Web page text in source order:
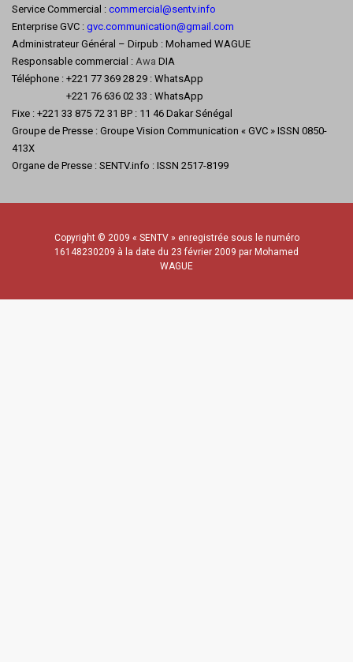
Service Commercial : commercial@sentv.info
Enterprise GVC : gvc.communication@gmail.com
Administrateur Général – Dirpub : Mohamed WAGUE
Responsable commercial : Awa DIA
Téléphone : +221 77 369 28 29 : WhatsApp
+221 76 636 02 33 : WhatsApp
Fixe : +221 33 875 72 31 BP : 11 46 Dakar Sénégal
Groupe de Presse : Groupe Vision Communication « GVC » ISSN 0850-
413X
Organe de Presse : SENTV.info : ISSN 2517-8199
Copyright © 2009 « SENTV » enregistrée sous le numéro
16148230209 à la date du 23 février 2009 par Mohamed
WAGUE